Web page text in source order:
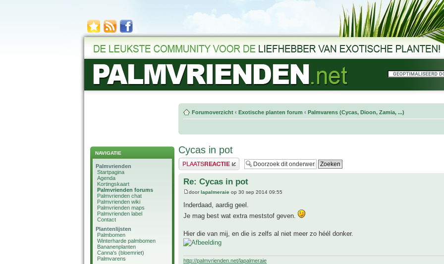
NAVIGATIE
Palmvrienden
Startpagina
Agenda
Kortingskaart
Palmvrienden forums
Palmvrienden chat
Palmvrienden wiki
Palmvrienden maps
Palmvrienden label
Contact
Plantenlijsten
Palmbomen
Winterharde palmbomen
Bananenplanten
Canna's (bloemriet)
Palmvarens
Forumoverzicht ‹ Exotische planten forum ‹ Palmvarens (Cycas, Dioon, Zamia, ...)
Cycas in pot
Plaats een reactie
Re: Cycas in pot
doorlapalmeraie op 30 sep 2014 09:55
Inderdaad, aardig geel.
Je mag best wat extra meststof geven.
Hier die van mij, en die is zelfs al niet meer zo héél donker.
http://palmvrienden.net/lapalmeraie